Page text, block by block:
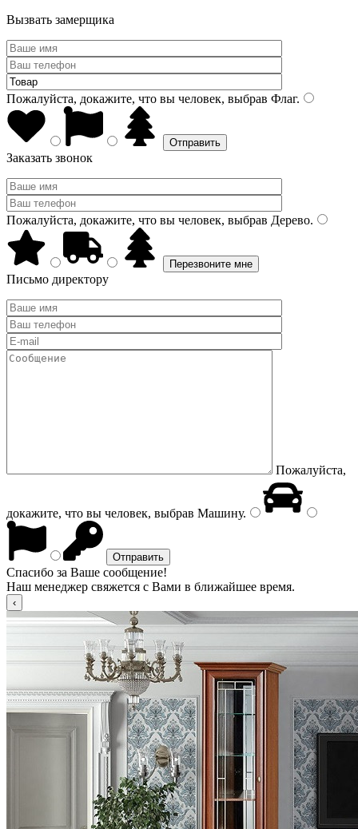
Вызвать замерщика
Пожалуйста, докажите, что вы человек, выбрав Флаг.
Заказать звонок
Пожалуйста, докажите, что вы человек, выбрав Дерево.
Письмо директору
Пожалуйста,
докажите, что вы человек, выбрав Машину.
Спасибо за Ваше сообщение!
Наш менеджер свяжется с Вами в ближайшее время.